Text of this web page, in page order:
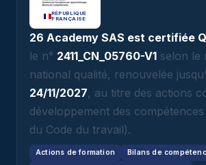
RÉPUBLIQUE
FRANÇAISE
26 Academy SAS est certifiée
le n° 2411_CN_05760-V1 selon le
national qualité, renouvelée
24/11/2027, au titre des actions
développement des compétences
du Code du travail).
Actions de formation
Bilans de